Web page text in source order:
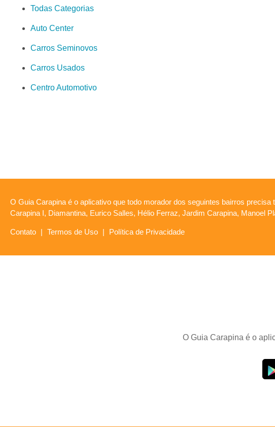
Todas Categorias
Auto Center
Carros Seminovos
Carros Usados
Centro Automotivo
O Guia Carapina é o aplicativo que todo morador dos seguintes bairros
Carapina I, Diamantina, Eurico Salles, Hélio Ferraz, Jardim Carapina, Manoel
Contato | Termos de Uso | Política de Privacidade
O Guia Carapina é o